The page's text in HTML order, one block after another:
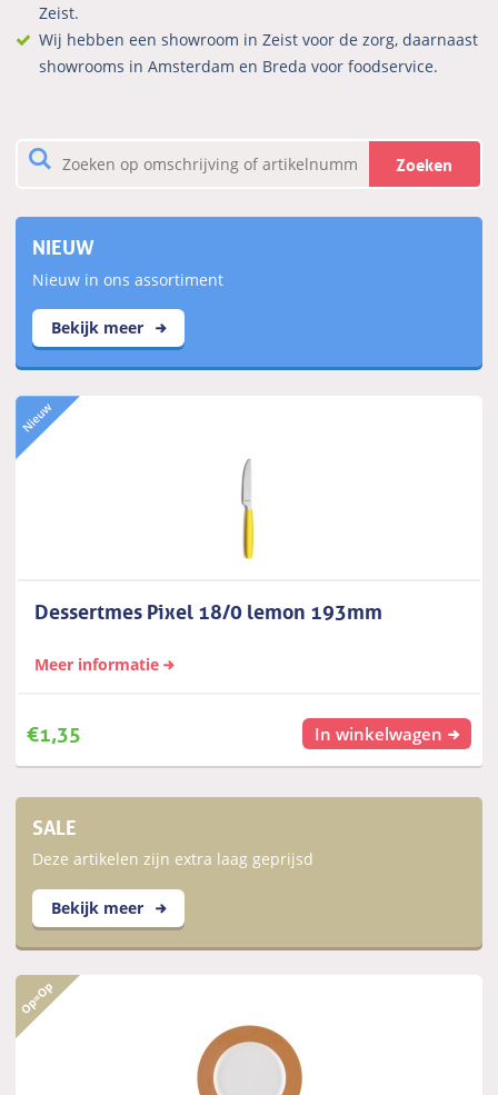
Zeist.
Wij hebben een showroom in Zeist voor de zorg, daarnaast
showrooms in Amsterdam en Breda voor foodservice.
Zoeken
NIEUW
Nieuw in ons assortiment
Bekijk meer
Dessertmes Pixel 18/0 lemon 193mm
Meer informatie
€1,35 In winkelwagen
SALE
Deze artikelen zijn extra laag geprijsd
Bekijk meer